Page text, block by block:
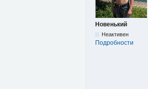
Новенький
Неактивен
Подробности